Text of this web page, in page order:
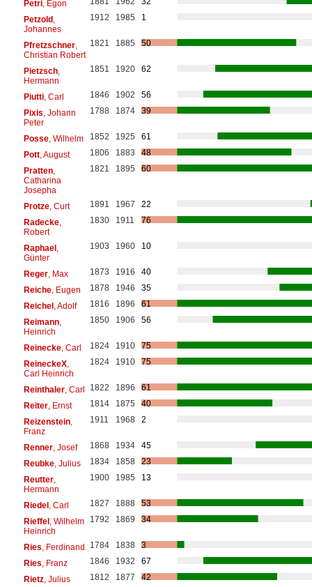
Petri, Egon
Petzold,
Johannes
1912 1985 1
Pfretzschner,
Christian Robert
1821 1885 50
Pietzsch,
Hermann
1851 1920 62
Piutti, Carl 1846 1902
56
Pixis , Johann
Peter
1788 1874 39
Posse, Wilhelm 1852 1925
61
Pott, August 1806 1883
48
Pratten,
Catharina
Josepha
1821 1895 60
Protze, Curt 1891 1967
22
Radecke,
Robert
1830 1911 76
Raphael,
Günter
1903 1960 10
Reger, Max 1873 1916
40
Reiche, Eugen 1878 1946
35
Reichel, Adolf 1816 1896
61
Reimann,
Heinrich
1850 1906 56
Reinecke, Carl 1824 1910
75
ReineckeX,
Carl Heinrich
1824 1910 75
Reinthaler, Carl 1822 1896
61
Reiter, Ernst 1814 1875
40
Reizenstein,
Franz
1911 1968 2
Renner, Josef 1868 1934
45
Reubke, Julius 1834 1858
23
Reutter,
Hermann
1900 1985 13
Riedel, Carl 1827 1888
53
Rieffel, Wilhelm
Heinrich
1792 1869 34
Ries , Ferdinand 1784 1838
3
Ries , Franz 1846 1932
67
Rietz, Julius 1812 1877
42